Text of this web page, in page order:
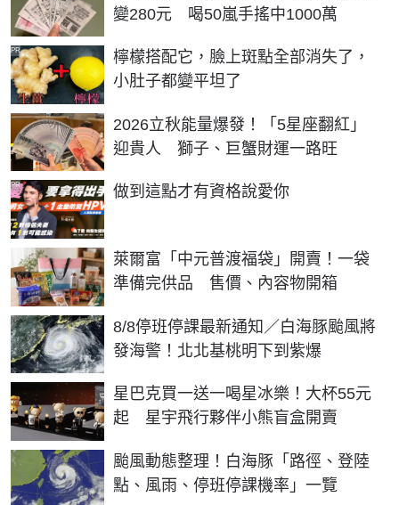
變280元 喝50嵐手搖中1000萬
檸檬搭配它，臉上斑點全部消失了，
小肚子都變平坦了
PR
2026立秋能量爆發！「5星座翻紅」
迎貴人 獅子、巨蟹財運一路旺
做到這點才有資格說愛你
PR
萊爾富「中元普渡福袋」開賣！一袋
準備完供品 售價、內容物開箱
8/8停班停課最新通知／白海豚颱風將
發海警！北北基桃明下到紫爆
星巴克買一送一喝星冰樂！大杯55元
起 星宇飛行夥伴小熊盲盒開賣
颱風動態整理！白海豚「路徑、登陸
點、風雨、停班停課機率」一覽